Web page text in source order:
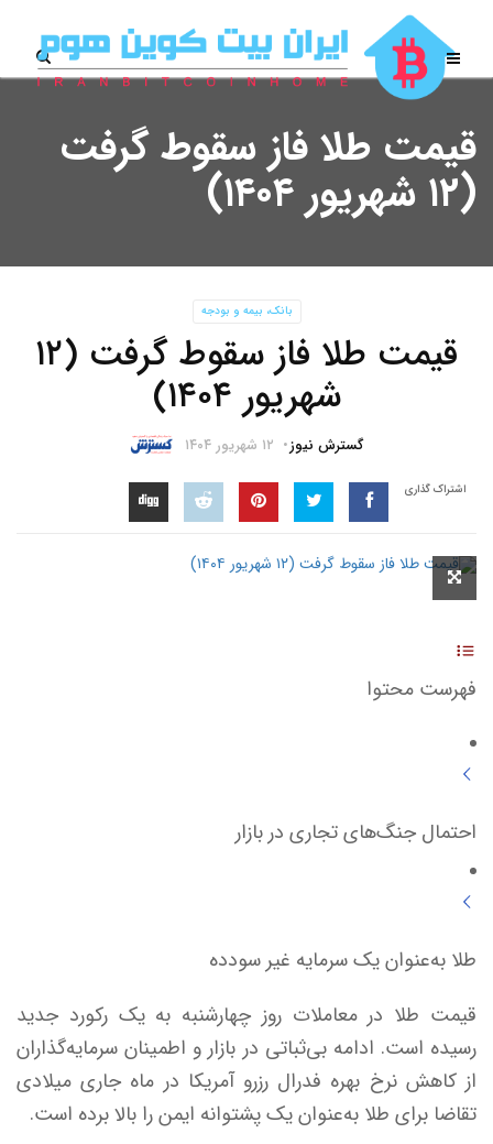
قیمت طلا فاز سقوط گرفت
(۱۲ شهریور ۱۴۰۴)
بانک، بیمه و بودجه
قیمت طلا فاز سقوط گرفت (۱۲
شهریور ۱۴۰۴)
گسترش نیوز ۱۲ شهریور ۱۴۰۴
اشتراک گذاری
فهرست محتوا
احتمال جنگ‌های تجاری در بازار
طلا به‌عنوان یک سرمایه غیر سودده
قیمت طلا در معاملات روز چهارشنبه به یک رکورد جدید
رسیده است. ادامه بی‌ثباتی در بازار و اطمینان سرمایه‌گذاران
از کاهش نرخ بهره فدرال رزرو آمریکا در ماه جاری میلادی
تقاضا برای طلا به‌عنوان یک پشتوانه ایمن را بالا برده است.